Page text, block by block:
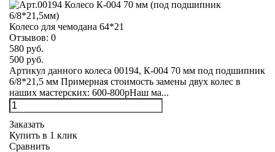
Колесо для чемодана 64*21
Отзывов: 0
580 руб.
500 руб.
Артикул данного колеса 00194, К-004 70 мм под подшипник
6/8*21,5 мм Примерная стоимость замены двух колес в
наших мастерских: 600-800рНаш ма...
Заказать
Купить в 1 клик
Сравнить